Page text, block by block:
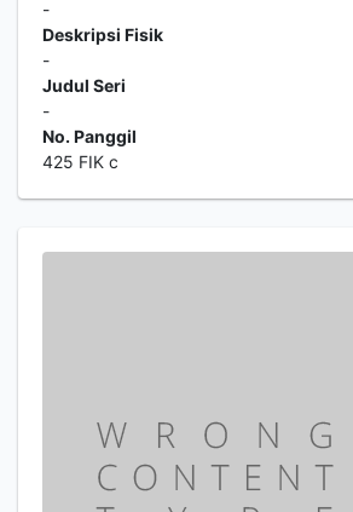
-
Deskripsi Fisik
-
Judul Seri
-
No. Panggil
425 FIK c